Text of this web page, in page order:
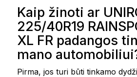
Kaip žinoti ar
225/40R19
XL FR padangos
mano
Pirma, jos turi būti tinkamo